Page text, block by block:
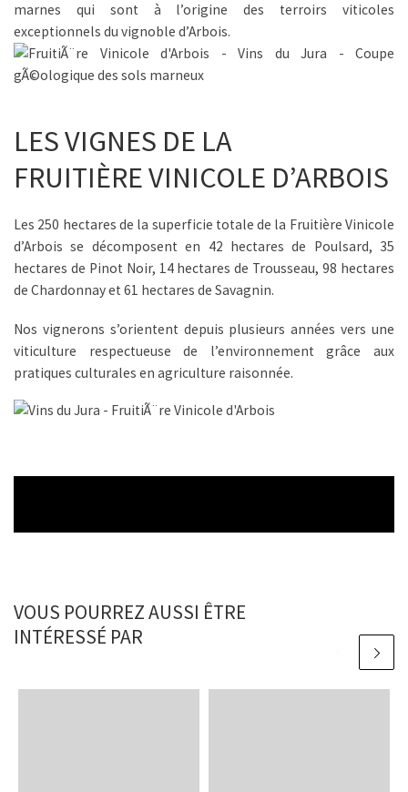
marnes qui sont à l’origine des terroirs viticoles
exceptionnels du vignoble d’Arbois.
LES VIGNES DE LA
FRUITIÈRE VINICOLE D’ARBOIS
Les 250 hectares de la superficie totale de la Fruitière Vinicole
d’Arbois se décomposent en 42 hectares de Poulsard, 35
hectares de Pinot Noir, 14 hectares de Trousseau, 98 hectares
de Chardonnay et 61 hectares de Savagnin.
Nos vignerons s’orientent depuis plusieurs années vers une
viticulture respectueuse de l’environnement grâce aux
pratiques culturales en agriculture raisonnée.
VOUS POURREZ AUSSI ÊTRE
INTÉRESSÉ PAR